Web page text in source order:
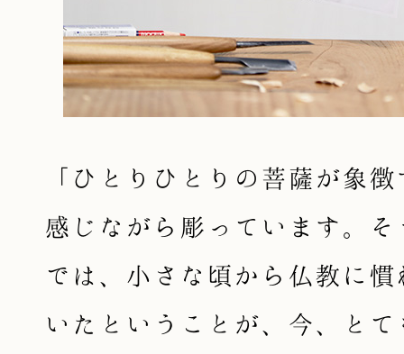
「ひとりひとりの菩薩が象
感じながら彫っています。
では、小さな頃から仏教に
いたということが、今、と